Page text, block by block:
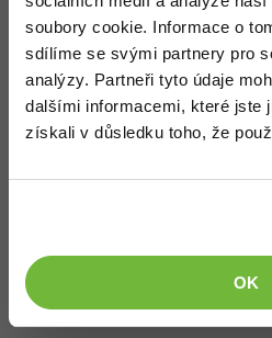
soubory cookie. Informace o
sdílíme se svými partnery pro
analýzy. Partneři tyto údaje
dalšími informacemi, které jste
získali v důsledku toho, že
OK
Windows
Fórum
vlastně to jsou také objekty.
Nahoru Odpovědět
Odpovídá na Vojtěch Mašek (Woyta)
Objekty jsou velmi užitečné.
A co třeba